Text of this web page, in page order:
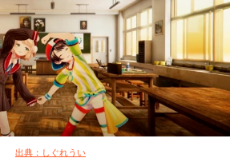
出典：しぐれうい